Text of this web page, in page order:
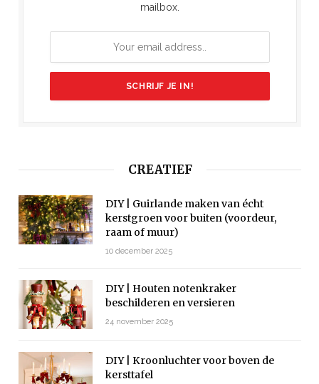
mailbox.
CREATIEF
DIY | Guirlande maken van écht
kerstgroen voor buiten (voordeur,
raam of muur)
10 december 2025
DIY | Houten notenkraker
beschilderen en versieren
24 november 2025
DIY | Kroonluchter voor boven de
kersttafel